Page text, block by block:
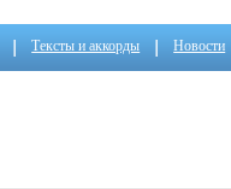
Тексты и аккорды Новости